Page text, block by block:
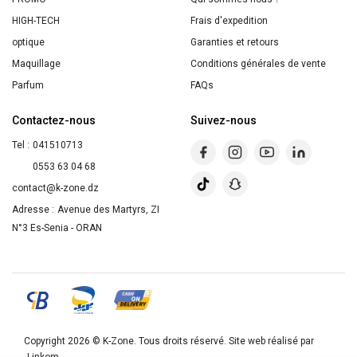
Tous
les
types
de
[Flacon
de
390
ml]
HIGH-TECH
optique
Maquillage
Parfum
Frais d'expedition
Garanties et retours
Conditions générales de vente
FAQs
Contactez-nous
Tel : 041510713
0553 63 04 68
contact@k-zone.dz
Adresse : Avenue des Martyrs, ZI
N°3 Es-Senia - ORAN
Suivez-nous
Copyright 2026 © K-Zone . Tous droits réservé. Site web réalisé par